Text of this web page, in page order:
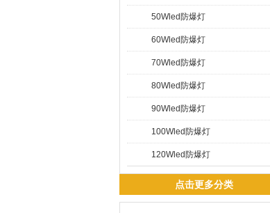
50Wled防爆灯
60Wled防爆灯
70Wled防爆灯
80Wled防爆灯
90Wled防爆灯
100Wled防爆灯
120Wled防爆灯
点击更多分类